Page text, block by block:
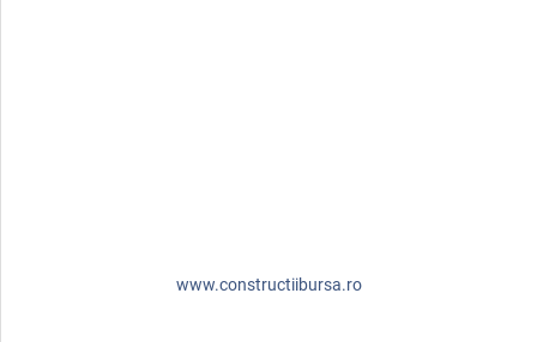
www.constructiibursa.ro